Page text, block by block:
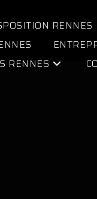
RENNES
RENNES